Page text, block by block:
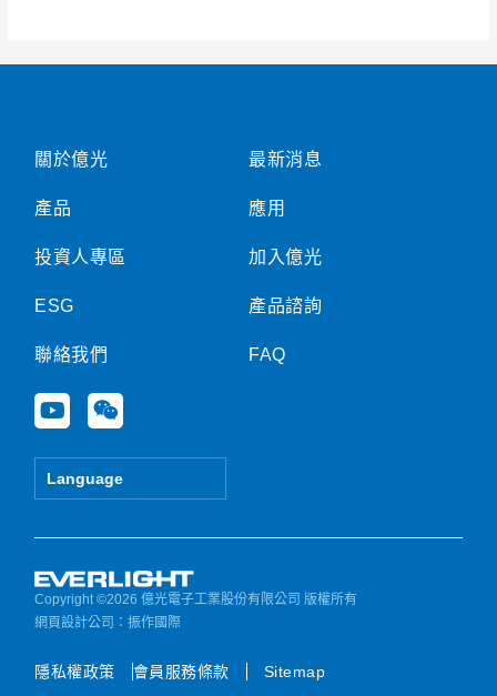
關於億光
產品
投資人專區
ESG
聯絡我們
Y
o
u
e
W
e
i
Language
最新消息
應用
加入億光
產品諮詢
FAQ
Copyright ©2026 億光電子工業股份有限公司 版權所有
網頁設計公司 ：振作國際
隱私權政策 會員服務條款 Sitemap